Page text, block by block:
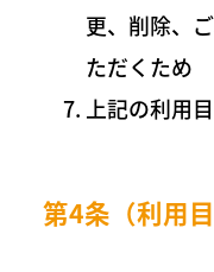
更、削除、
ただくため
上記の利用
第4条（利用